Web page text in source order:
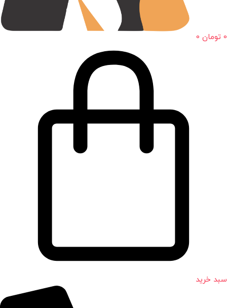
0 تومان 0
سبد خرید